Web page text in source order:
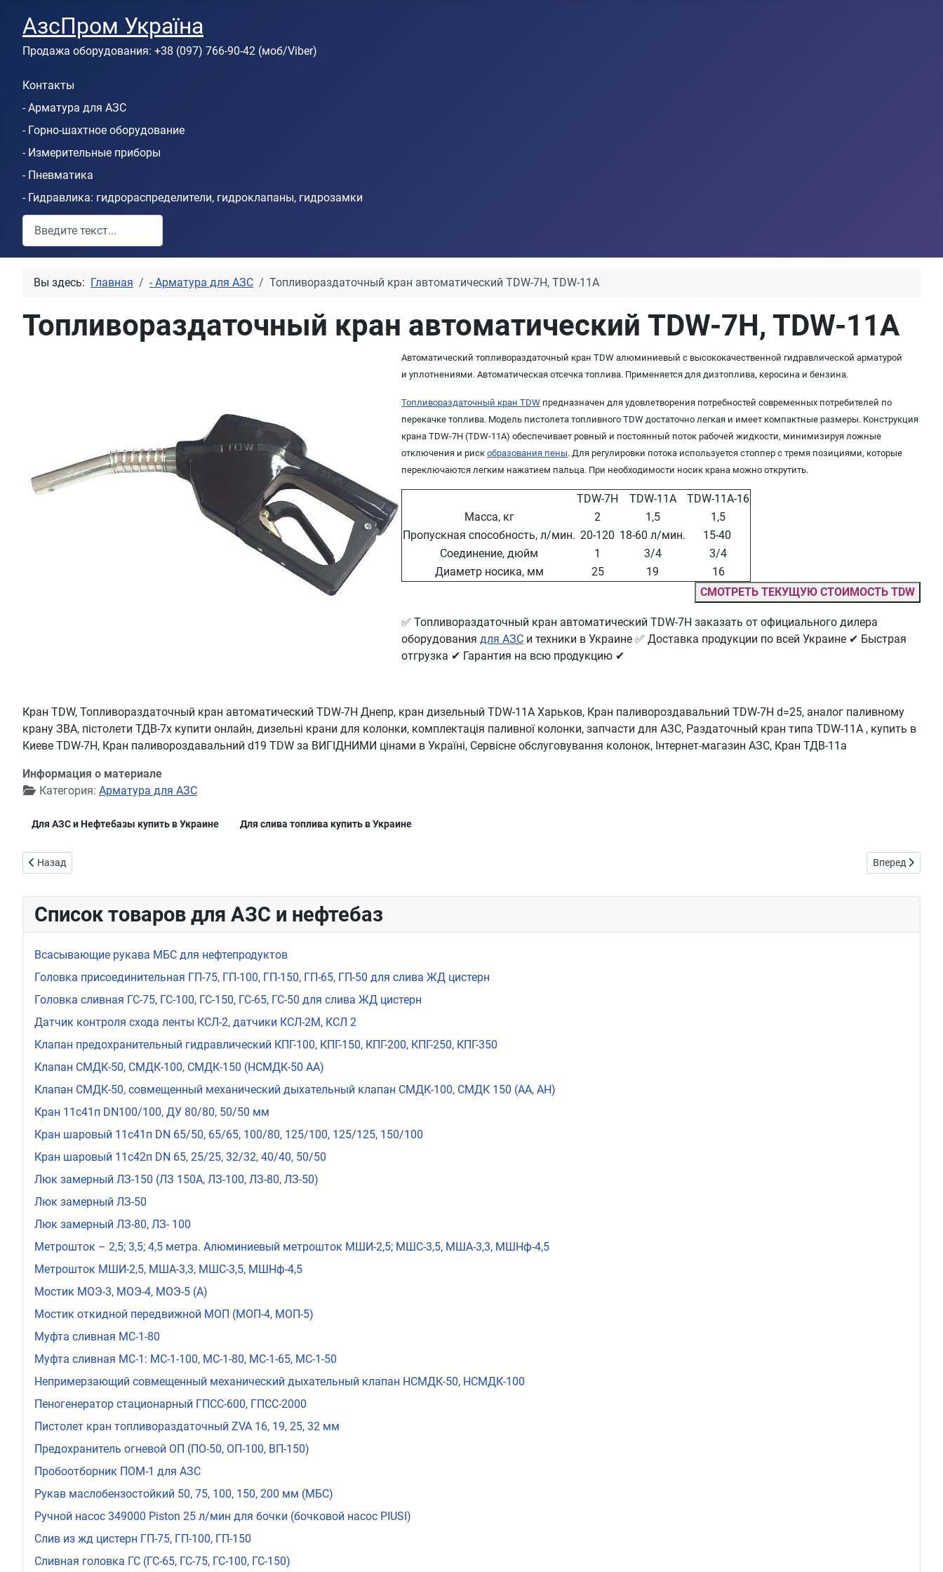
АзсПром Україна
Продажа оборудования: +38 (097) 766-90-42 (моб/Viber)
Контакты
- Арматура для АЗС
- Горно-шахтное оборудование
- Измерительные приборы
- Пневматика
- Гидравлика: гидрораспределители, гидроклапаны, гидрозамки
Пошук по сайту
Список товаров для АЗС и нефтебаз
Всасывающие рукава МБС для нефтепродуктов
Головка присоединительная ГП-75, ГП-100, ГП-150, ГП-65, ГП-50 для слива ЖД цистерн
Головка сливная ГС-75, ГС-100, ГС-150, ГС-65, ГС-50 для слива ЖД цистерн
Датчик контроля схода ленты КСЛ-2, датчики КСЛ-2М, КСЛ 2
Клапан предохранительный гидравлический КПГ-100, КПГ-150, КПГ-200, КПГ-250, КПГ-350
Клапан СМДК-50, СМДК-100, СМДК-150 (НСМДК-50 АА)
Клапан СМДК-50, совмещенный механический дыхательный клапан СМДК-100, СМДК 150 (АА, АН)
Кран 11с41п DN100/100, ДУ 80/80, 50/50 мм
Кран шаровый 11с41п DN 65/50, 65/65, 100/80, 125/100, 125/125, 150/100
Кран шаровый 11с42п DN 65, 25/25, 32/32, 40/40, 50/50
Люк замерный ЛЗ-150 (ЛЗ 150А, ЛЗ-100, ЛЗ-80, ЛЗ-50)
Люк замерный ЛЗ-50
Люк замерный ЛЗ-80, ЛЗ- 100
Метрошток – 2,5; 3,5; 4,5 метра. Алюминиевый метрошток МШИ-2,5; МШС-3,5, МША-3,3, МШНф-4,5
Метрошток МШИ-2,5, МША-3,3, МШС-3,5, МШНф-4,5
Мостик МОЭ-3, МОЭ-4, МОЭ-5 (А)
Мостик откидной передвижной МОП (МОП-4, МОП-5)
Муфта сливная МС-1-80
Муфта сливная МС-1: МС-1-100, МС-1-80, МС-1-65, МС-1-50
Непримерзающий совмещенный механический дыхательный клапан НСМДК-50, НСМДК-100
Пеногенератор стационарный ГПСС-600, ГПСС-2000
Пистолет кран топливораздаточный ZVA 16, 19, 25, 32 мм
Предохранитель огневой ОП (ПО-50, ОП-100, ВП-150)
Пробоотборник ПОМ-1 для АЗС
Рукав маслобензостойкий 50, 75, 100, 150, 200 мм (МБС)
Ручной насос 349000 Piston 25 л/мин для бочки (бочковой насос PIUSI)
Слив из жд цистерн ГП-75, ГП-100, ГП-150
Сливная головка ГС (ГС-65, ГС-75, ГС-100, ГС-150)
Вы здесь: Главная - Арматура для АЗС Топливораздаточный кран автоматический TDW-7H, TDW-11А
Топливораздаточный кран автоматический TDW-7H, TDW-11А
Автоматический топливораздаточный кран TDW алюминиевый с высококачественной гидравлической арматурой
и уплотнениями. Автоматическая отсечка топлива. Применяется для дизтоплива, керосина и бензина.
Топливораздаточный кран TDW предназначен для удовлетворения потребностей современных потребителей по
перекачке топлива. Модель пистолета топливного TDW достаточно легкая и имеет компактные размеры. Конструкция
крана TDW-7H (TDW-11A) обеспечивает ровный и постоянный поток рабочей жидкости, минимизируя ложные
отключения и риск образования пены. Для регулировки потока используется стоппер с тремя позициями, которые
переключаются легким нажатием пальца. При необходимости носик крана можно открутить.
TDW-7H TDW-11А
TDW-11А-16
Масса, кг
2 1,5
1,5
Пропускная способность, л/мин. 20-120 18-60 л/мин.
15-40
Соединение, дюйм
1 3/4
3/4
Диаметр носика, мм
25 19
16
СМОТРЕТЬ ТЕКУЩУЮ СТОИМОСТЬ TDW
✅ Топливораздаточный кран автоматический TDW-7H заказать от официального дилера
оборудования для АЗС и техники в Украине ✅ Доставка продукции по всей Украине ✔ Быстрая
отгрузка ✔ Гарантия на всю продукцию ✔
Кран TDW, Топливораздаточный кран автоматический TDW-7H Днепр, кран дизельный TDW-11А Харьков, Кран паливороздавальний TDW-7H d=25, аналог паливному
крану ЗВА, пістолети ТДВ-7х купити онлайн, дизельні крани для колонки, комплектація паливної колонки, запчасти для АЗС, Раздаточный кран типа TDW-11A , купить в
Киеве TDW-7H, Кран паливороздавальний d19 TDW за ВИГІДНИМИ цінами в Україні, Сервісне обслуговування колонок, Інтернет-магазин АЗС, Кран ТДВ-11а
Информация о материале
Категория: Арматура для АЗС
Для АЗС и Нефтебазы купить в Украине Для слива топлива купить в Украине
Предыдущий: Сливная головка ГС (ГС-65, ГС-75, ГС-100, ГС-150)
Назад Следующий:
Вперед